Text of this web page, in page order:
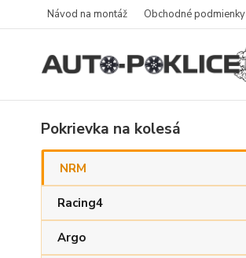
Návod na montáž Obchodné podmienky
Pokrievka na kolesá
NRM
Racing4
Argo